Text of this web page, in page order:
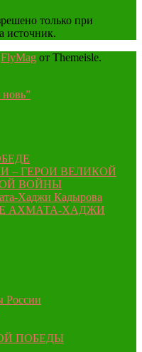
только при
источник.
FlyMag от Themeisle.
новь”
– ГЕРОИ ВЕЛИКОЙ
ВОЙНЫ
Хаджи Кадырова
АХМАТА-ХАДЖИ
России
ПОБЕДЫ